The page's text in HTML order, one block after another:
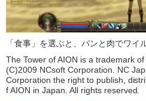
「食事」を選ぶと、パンと肉でワイ
The Tower of AION is a trademark
(C)2009 NCsoft Corporation. NC
Corporation the right to publish,
f AION in Japan. All rights reserved.